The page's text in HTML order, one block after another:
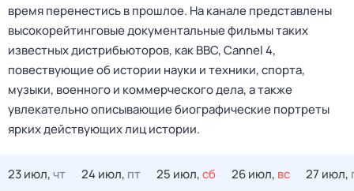
время перенестись в прошлое. На канале представлены
высокорейтинговые документальные фильмы таких
известных дистрибьюторов, как BBC, Cannel 4,
повествующие об истории науки и техники, спорта,
музыки, военного и коммерческого дела, а также
увлекательно описывающие биографические портреты
ярких действующих лиц истории.
23 июл,чт 24 июл, пт 25 июл,сб 26 июл, вс 27 июл,